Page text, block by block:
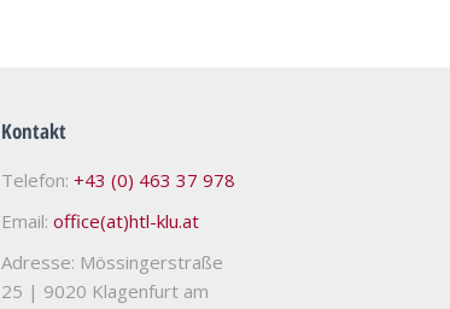
Kontakt
Telefon: +43 (0) 463 37 978
Email: office(at)htl-klu.at
Adresse: Mössingerstraße
25 | 9020 Klagenfurt am